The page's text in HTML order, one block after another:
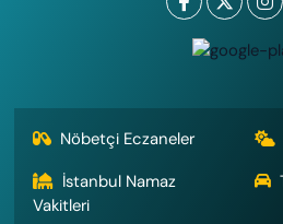
Nöbetçi Eczaneler
İstanbul Namaz
Vakitleri